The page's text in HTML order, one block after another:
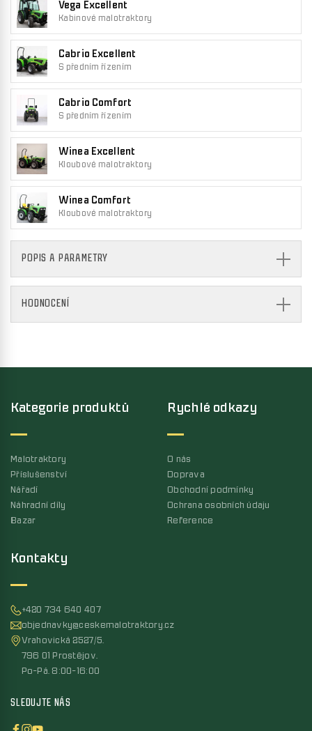
Vega Excellent
Kabinové malotraktory
Cabrio Excellent
S předním řízením
Cabrio Comfort
S předním řízením
Winea Excellent
Kloubové malotraktory
Winea Comfort
Kloubové malotraktory
POPIS A PARAMETRY
HODNOCENÍ
Kontakty
+420 734 640 407
objednavky@ceskemalotraktory.cz
Vrahovická 2527/5,
796 01 Prostějov,
Po-Pá, 8:00-16:00
SLEDUJTE NÁS
Kategorie produktů
Malotraktory
Příslušenství
Nářadí
Náhradní díly
Bazar
Rychlé odkazy
O nás
Doprava
Obchodní podmínky
Ochrana osobních údaju
Reference